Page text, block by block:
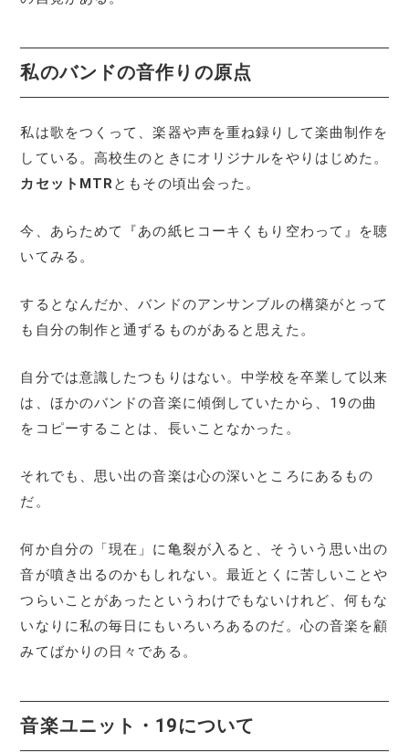
私のバンドの音作り の原点
私は歌をつくって、楽器や声を重ね録りして楽曲制作を
している。高校生のときにオリジナルをやりはじめた。
カセットMTRともその頃出会った。
今、あらためて『あの紙ヒコーキくもり空わって』を聴
いてみる。
するとなんだか、バンドのアンサンブルの構築がとって
も自分の制作と通ずるものがあると思えた。
自分では意識したつもりはない。中学校を卒業して以来
は、ほかのバンドの音楽に傾倒していたから、19の曲
をコピーすることは、長いことなかった。
それでも、思い出の音楽は心の深いところにあるもの
だ。
何か自分の「現在」に亀裂が入ると、そういう思い出の
音が噴き出るのかもしれない。最近とくに苦しいことや
つらいことがあったというわけでもないけれど、何もな
いなりに私の毎日にもいろいろあるのだ。心の音楽を顧
みてばかりの日々である。
音楽ユニット ・19について